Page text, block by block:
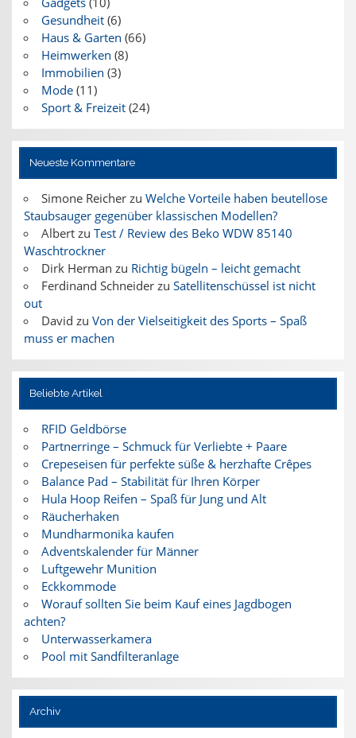
Gesundheit(6)
Haus & Garten (66)
Heimwerken (8)
Immobilien (3)
Mode(11)
Sport & Freizeit(24)
Neueste Kommentare
Simone Reicherzu Welche Vorteile haben beutellose
Staubsauger gegenüber klassischen Modellen?
Albertzu Test / Review des Beko WDW 85140
Waschtrockner
Dirk Herman zu Richtig bügeln – leicht gemacht
Ferdinand Schneiderzu Satellitenschüssel ist nicht
out
David zu Von der Vielseitigkeit des Sports – Spaß
muss er machen
Beliebte Artikel
RFID Geldbörse
Partnerringe – Schmuck für Verliebte + Paare
Crepeseisen für perfekte süße & herzhafte Crêpes
Balance Pad – Stabilität für Ihren Körper
Hula Hoop Reifen – Spaß für Jung und Alt
Räucherhaken
Mundharmonika kaufen
Adventskalender für Männer
Luftgewehr Munition
Eckkommode
Worauf sollten Sie beim Kauf eines Jagdbogen
achten?
Unterwasserkamera
Pool mit Sandfilteranlage
Archiv